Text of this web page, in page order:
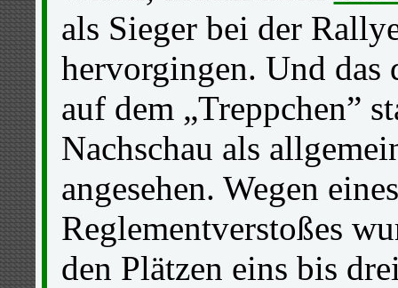
als Sieger bei der
hervorgingen. Und
auf dem „Treppchen”
Nachschau als
angesehen. Wegen
Reglementverstoßes
den Plätzen eins bis